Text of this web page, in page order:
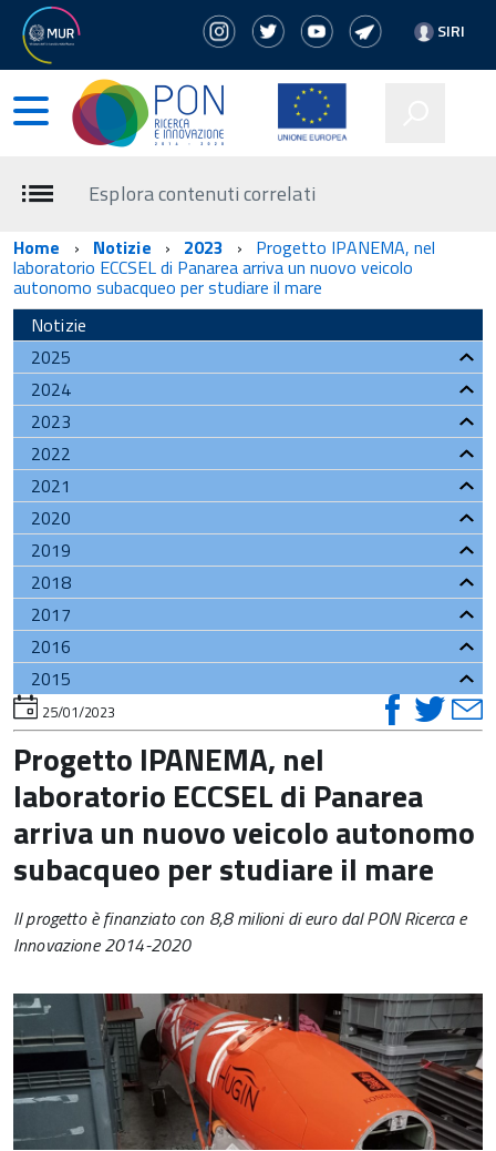
SIRI
Esplora contenuti correlati
Home Notizie 2023 Progetto IPANEMA, nel
laboratorio ECCSEL di Panarea arriva un nuovo veicolo
autonomo subacqueo per studiare il mare
Notizie
2025
2024
2023
2022
2021
2020
2019
2018
2017
2016
2015
torna
all'inizio
del
contenuto
25/01/2023
susu
Progetto IPANEMA, nel
laboratorio ECCSEL di Panarea
arriva un nuovo veicolo autonomo
subacqueo per studiare il mare
Il progetto è finanziato con 8,8 milioni di euro dal PON Ricerca e
Innovazione 2014-2020